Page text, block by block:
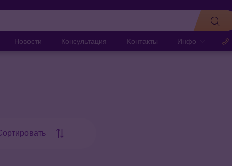
Новости Консультация Kонтакты Инфо